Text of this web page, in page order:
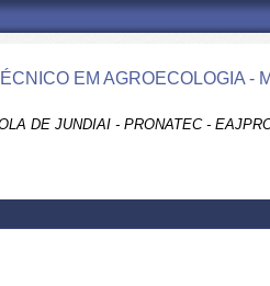
EM AGROECOLOGIA -
DE JUNDIAI - PRONATEC -